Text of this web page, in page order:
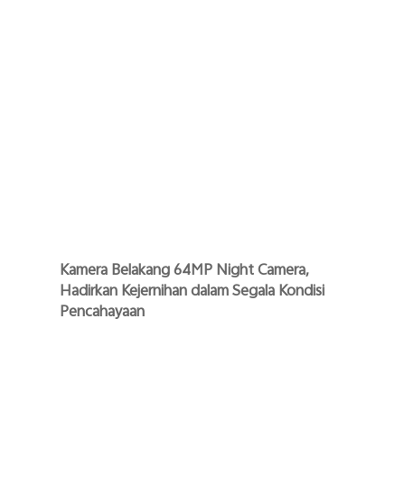
Kamera Belakang 64MP Night Camera,
Hadirkan Kejernihan dalam Segala Kondisi
Pencahayaan